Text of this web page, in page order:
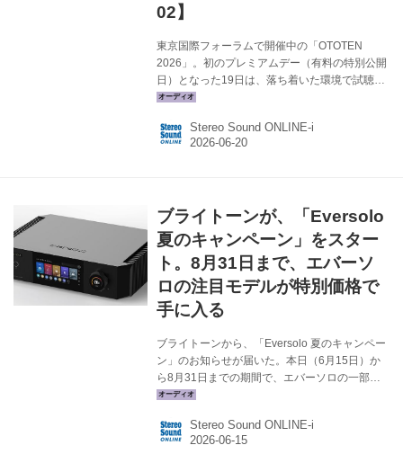
02】
東京国際フォーラムで開催中の「OTOTEN
2026」。初のプレミアムデー（有料の特別公開
日）となった19日は、落ち着いた環境で試聴を
楽しみたいという熱心なオーディオファンが足
ェックしたブースをまとめて紹介したい。
G508のジェネレックブースには、新製品のアク
み合わせた3ウェイ2スピーカーという構成のア
クティブスピーカー。今回はAD/DAコンバータ
ーの新製品「ADI-2 Pro EX」との組み合わせで
ファ...
Stereo Sound ONLINE-i
ブライトーンが、「Eversolo
夏のキャンペーン」をスター
ト。8月31日まで、エバーソ
ロの注目モデルが特別価格で
手に入る
ブライトーンから、「Eversolo 夏のキャンペー
ン」のお知らせが届いた。本日（6月15日）か
ら8月31日までの期間で、エバーソロの一部製
品について、新品購入時に特別価格で販売する
通り。 キャンペーン対象モデルと特別価格 ●ミ
ュージックストリーマー： Eversolo DMP-A10
Stereo Sound ONLINE-i